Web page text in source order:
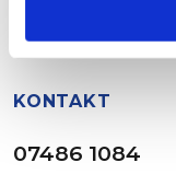
KONTAKT
07486 1084